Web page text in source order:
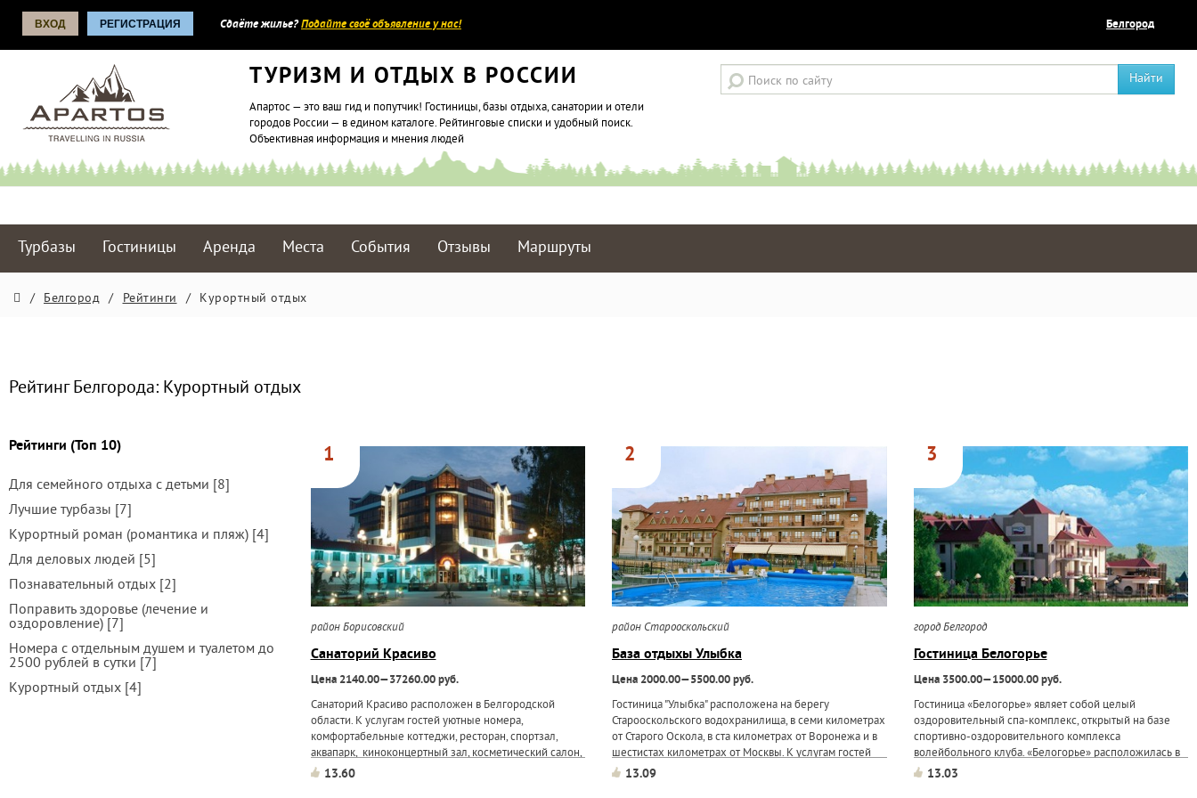
ВХОД РЕГИСТРАЦИЯ Сдаёте жилье?Подайте своё объявление у нас! Белгород
ТУРИЗМ И ОТДЫХ В РОССИИ
Апартос — это ваш гид и попутчик! Гостиницы, базы отдыха, санатории и отели
городов России — в едином каталоге. Рейтинговые списки и удобный поиск.
Объективная информация и мнения людей
Найти
Турбазы Гостиницы Аренда Места События Отзывы Маршруты
/ Белгород / Рейтинги / Курортный отдых
Рейтинг Белгорода: Курортный отдых
Рейтинги (Топ 10)
Для семейного отдыха с детьми [8]
Лучшие турбазы [7]
Курортный роман (романтика и пляж) [4]
Для деловых людей [5]
Познавательный отдых [2]
Поправить здоровье (лечение и
оздоровление) [7]
Номера с отдельным душем и туалетом до
2500 рублей в сутки [7]
Курортный отдых [4]
1
район Борисовский
Санаторий Красиво
Цена 2140.00—37260.00 руб.
Санаторий Красиво расположен в Белгородской
области. К услугам гостей уютные номера,
комфортабельные коттеджи, ресторан, спортзал,
аквапарк, киноконцертный зал, косметический салон,
парикмахерская, зимний сад, зоопарк, диско-бар,
13.60
2
район Старооскольский
База отдыхы Улыбка
Цена 2000.00—5500.00 руб.
Гостиница "Улыбка" расположена на берегу
Старооскольского водохранилища, в семи километрах
от Старого Оскола, в ста километрах от Воронежа и в
шестистах километрах от Москвы. К услугам гостей
номера в гостиничном корпусе классностью от "люкса"
13.09
3
город Белгород
Гостиница Белогорье
Цена 3500.00—15000.00 руб.
Гостиница «Белогорье» являет собой целый
оздоровительный спа-комплекс, открытый на базе
спортивно-оздоровительного комплекса
волейбольного клуба. «Белогорье» расположилась в
сосновом бору на берегу белгородского
13.03